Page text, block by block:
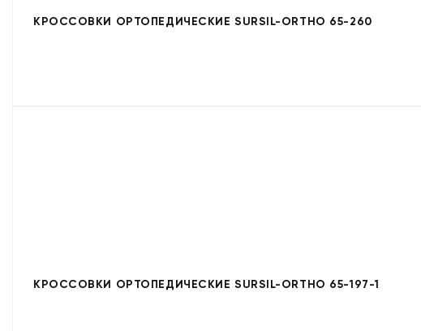
КРОССОВКИ ОРТОПЕДИЧЕСКИЕ SURSIL-ORTHO 65-260
КРОССОВКИ ОРТОПЕДИЧЕСКИЕ SURSIL-ORTHO 65-197-1